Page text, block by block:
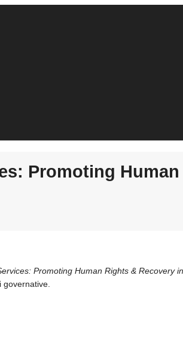
Promoting
Promoting Human Rights & Recovery